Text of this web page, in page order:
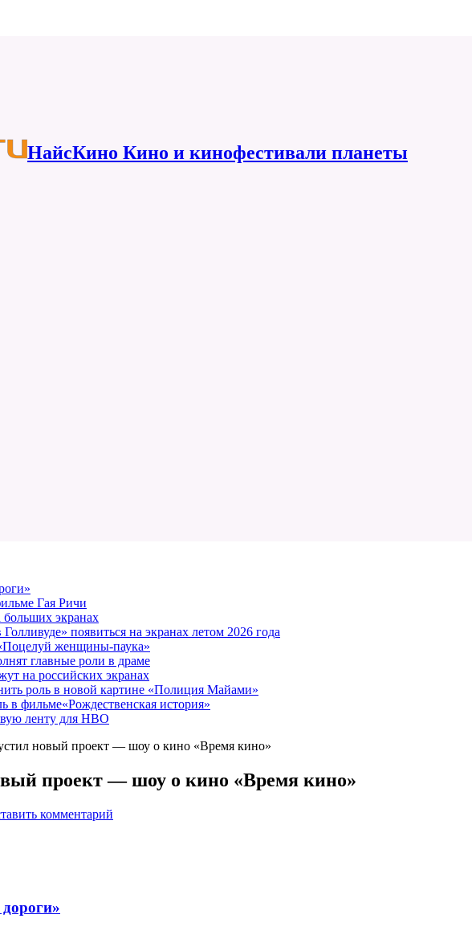
НайсКино Кино и кинофестивали планеты
Гая Ричи
экранах
появиться на экранах летом 2026 года
женщины-паука»
главные роли в драме
на российских экранах
роль в новой картине «Полиция Майами»
фильме«Рождественская история»
ленту для HBO
новый проект — шоу о кино «Время кино»
проект — шоу о кино «Время кино»
комментарий